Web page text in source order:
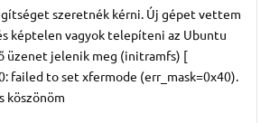
szeretnék kérni. Új gépet vettem
képtelen vagyok telepíteni az Ubuntu
üzenet jelenik meg (initramfs) [
failed to set xfermode (err_mask=0x40).
köszönöm